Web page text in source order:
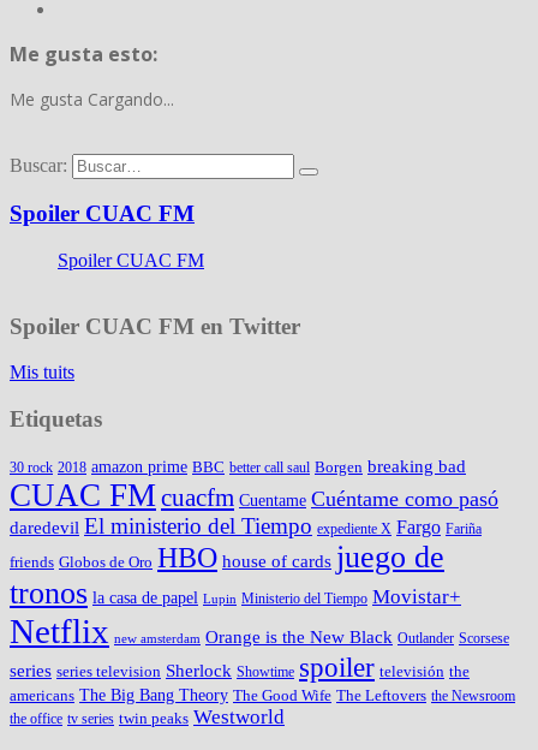
Me gusta esto:
Me gusta Cargando...
Buscar:
Spoiler CUAC FM
Spoiler CUAC FM
Spoiler CUAC FM en Twitter
Mis tuits
Etiquetas
30 rock 2018 amazon prime BBC better call saul Borgen breaking bad
CUAC FMcuacfm Cuentame Cuéntame como pasó
daredevil El ministerio del Tiempo expediente X Fargo Fariña
friends Globos de Oro HBO house of cards juego de
tronos la casa de papel Lupin Ministerio del Tiempo Movistar+
Netflix new amsterdam Orange is the New Black Outlander Scorsese
series series television Sherlock Showtime spoiler televisión the
americans The Big Bang Theory The Good Wife The Leftovers the Newsroom
the office tv series twin peaks Westworld